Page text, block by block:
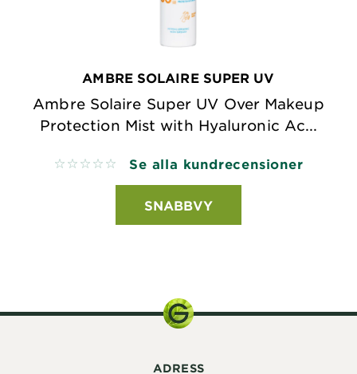
AMBRE SOLAIRE SUPER UV
Ambre Solaire Super UV Over Makeup
Protection Mist with Hyaluronic Ac...
No reviews Se alla kundrecensioner
SNABBVY
ADRESS